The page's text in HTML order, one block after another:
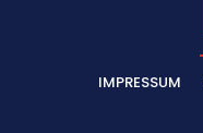
IMPRESSUM